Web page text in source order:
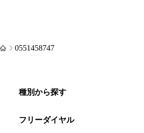
0551458747
種別から探す
フリーダイヤル